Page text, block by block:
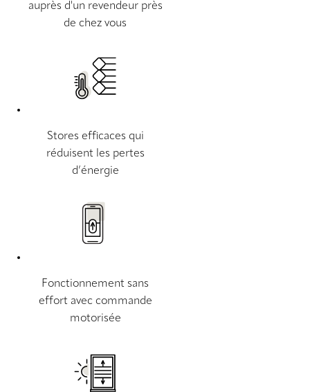
auprès d'un revendeur près
de chez vous
Stores efficaces qui
réduisent les pertes
d’énergie
Fonctionnement sans
effort avec commande
motorisée